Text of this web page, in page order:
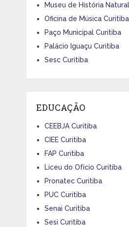
Museu de História
Oficina de Música Curitiba
Paço Municipal Curitiba
Palácio Iguaçu Curitiba
Sesc Curitiba
EDUCAÇÃO
CEEBJA Curitiba
CIEE Curitiba
FAP Curitiba
Liceu do Ofício Curitiba
Pronatec Curitiba
PUC Curitiba
Senai Curitiba
Sesi Curitiba